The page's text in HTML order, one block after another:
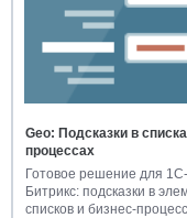
Geo: Подсказки в
процессах
Готовое решение для 1С-
Битрикс: подсказки в
списков и бизнес-